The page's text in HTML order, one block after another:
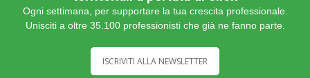
Ogni settimana, per supportare la tua crescita professionale.
Unisciti a oltre 35.100 professionisti che già ne fanno parte.
ISCRIVITI ALLA NEWSLETTER